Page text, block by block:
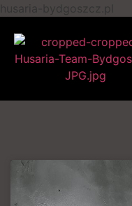
husaria-bydgoszcz.pl